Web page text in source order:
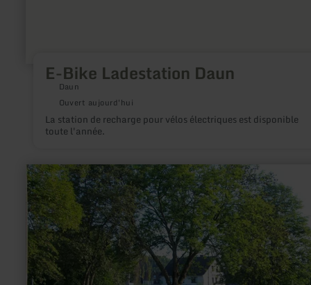
E-Bike Ladestation Daun
Daun
Ouvert aujourd'hui
La station de recharge pour vélos électriques est disponible
toute l'année.
en
savoir
plus
sur
:
Parkplatz
Rurstraße
Einruhr